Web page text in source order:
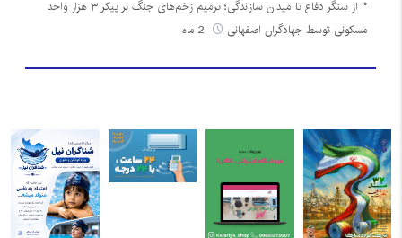
از سنگر دفاع تا میدان سازندگی؛ ترمیم زخم‌های جنگ بر پیکر ۳ هزار واحد
مسکونی توسط جهادگران اصفهانی